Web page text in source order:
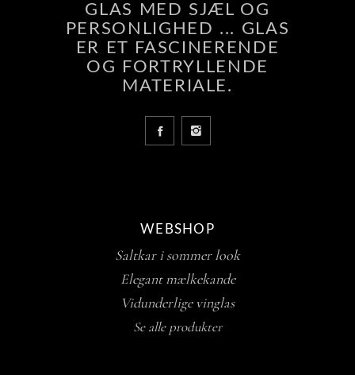
GLAS MED SJÆL OG
PERSONLIGHED ... GLAS
ER ET FASCINERENDE
OG FORTRYLLENDE
MATERIALE.
WEBSHOP
Saltkar i sommer look
Elegant mælkekande
Vidunderlige vinglas
Se alle produkter